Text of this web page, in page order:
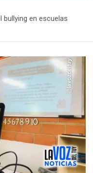
bullying en escuelas